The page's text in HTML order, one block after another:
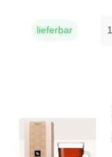
lieferbar